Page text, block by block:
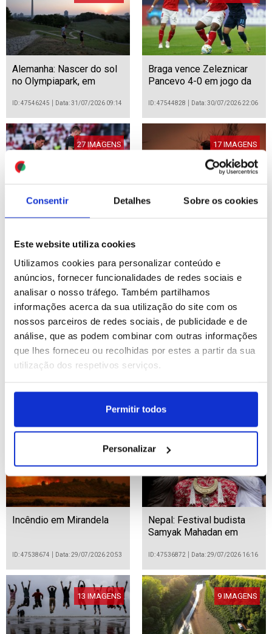
Consentir Detalhes Sobre os cookies
Este website utiliza cookies
Utilizamos cookies para personalizar conteúdo e
anúncios, fornecer funcionalidades de redes sociais e
analisar o nosso tráfego. Também partilhamos
informações acerca da sua utilização do site com os
nossos parceiros de redes sociais, de publicidade e de
análise, que as podem combinar com outras informações
que lhes forneceu ou recolhidas por estes a partir da sua
utilização dos respetivos serviços.
Permitir todos
Personalizar
Alemanha: Nascer do sol
no Olympiapark, em
ID: 47546245 Data: 31/07/2026 09:14
Braga vence Zeleznicar
Pancevo 4-0 em jogo da
acesso à fase de liga da
Liga Conferência
ID: 47544828 Data: 30/07/2026 22:06
27 IMAGENS
Benfica vence St. Gallen
eliminatória de acesso à
Europa
17 IMAGENS
9 IMAGENS
Previsão de calor
Checa
Data: 30/07/2026 11:13
Semana da moda da Índa
ID: 47540461
20 IMAGENS
Incêndio em Mirandela
ID: 47538674 Data: 29/07/2026 20:53
Nepal: Festival budista
Samyak Mahadan em
ID: 47536872 Data: 29/07/2026 16:16
13 IMAGENS 9 IMAGENS